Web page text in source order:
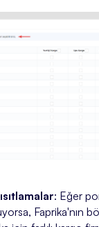
: Eğer
Faprika'nın